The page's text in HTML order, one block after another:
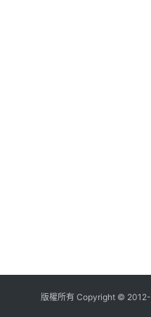
版權所有 Copyright © 2012-